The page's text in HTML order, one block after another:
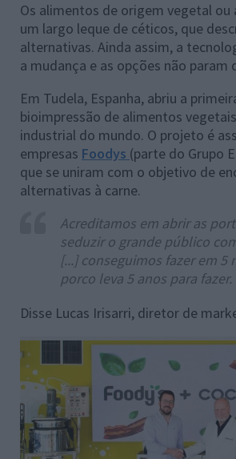
Os alimentos de origem vegetal
um largo leque de céticos, que
alternativas. Ainda assim, a
a mudança e as opções não param
Em Tudela, Espanha, abriu a
bioimpressão de alimentos
industrial do mundo. O projeto é
empresas Foodys (parte do Grupo
que se uniram com o objetivo de
alternativas à carne.
Acreditamos em abrir as
seduzir o grande público
[...] conseguimos fazer em
porco leva 5 anos para fazer.
Disse Lucas Irisarri, diretor de